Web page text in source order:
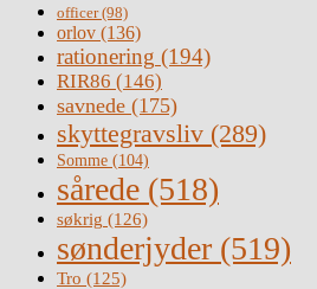
officer(98)
orlov (136)
rationering (194)
RIR86 (146)
savnede (175)
skyttegravsliv (289)
Somme (104)
sårede (518)
søkrig (126)
sønderjyder (519)
Tro (125)